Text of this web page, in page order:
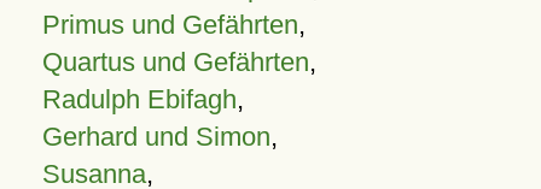
Primus und Gefährten,
Quartus und Gefährten,
Radulph Ebifagh,
Gerhard und Simon,
Susanna,